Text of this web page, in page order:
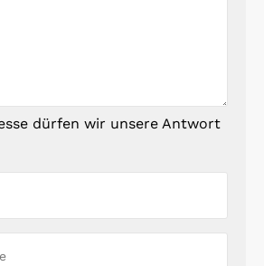
dürfen wir unsere Antwort